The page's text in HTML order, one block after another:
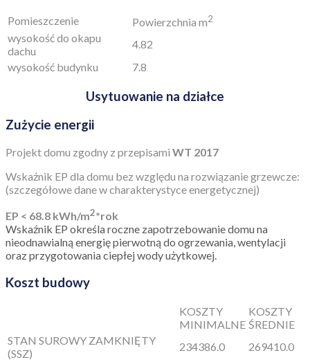
Pomieszczenie Powierzchnia m2
wysokość do okapu
dachu
4.82
wysokość budynku
7.8
Usytuowanie na działce
Zużycie energii
Projekt domu zgodny z przepisami WT 2017
Wskaźnik EP dla domu bez względu na rozwiązanie grzewcze:
(szczegółowe dane w charakterystyce energetycznej)
EP < 68.8 kWh/m2*rok
Wskaźnik EP określa roczne zapotrzebowanie domu na
nieodnawialną energię pierwotną do ogrzewania, wentylacji
oraz przygotowania ciepłej wody użytkowej.
Koszt budowy
KOSZTY
MINIMALNE
KOSZTY
ŚREDNIE
STAN SUROWY ZAMKNIĘTY
(SSZ)
234386.0
269410.0